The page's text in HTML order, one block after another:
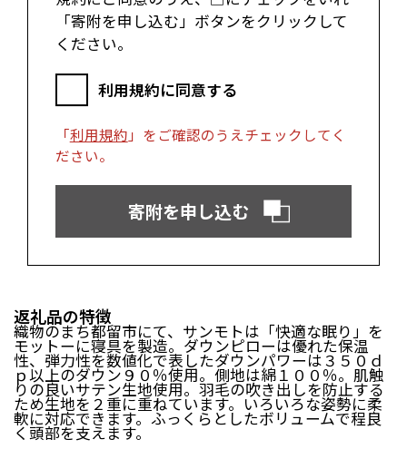
富士市（静岡県）
松阪市（三重県）鳥羽市（三重県）
多気町（三重県）
湖南市（滋賀県）高島市（滋賀県）
東近江市（滋賀県）
阪南市（大阪府）堺市（大阪府）
神戸市（兵庫県）豊岡市（兵庫県）
米子市（鳥取県）倉吉市（鳥取県）
境港市（鳥取県）琴浦町（鳥取県）
日吉津村（鳥取県）大山町（鳥取県）
南部町（鳥取県）伯耆町（鳥取県）
日南町（鳥取県） 日野町（鳥取県）
江府町（鳥取県）
「寄附を申し込む」ボタンをクリックして
ください。
利用規約に同意する
「利用規約 」をご確認のうえチェックしてく
ださい。
寄附を申し込む
返礼品の特徴
織物のまち都留市にて、サンモトは「快適な眠り」を
モットーに寝具を製造。ダウンピローは優れた保温
性、弾力性を数値化で表したダウンパワーは３５０ｄ
ｐ以上のダウン９０％使用。側地は綿１００％。肌触
りの良いサテン生地使用。羽毛の吹き出しを防止する
ため生地を２重に重ねています。いろいろな姿勢に柔
軟に対応できます。ふっくらとしたボリュームで程良
く頭部を支えます。